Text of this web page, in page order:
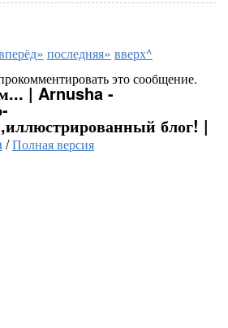
последняя» вверх^
это сообщение.
| Arnusha -
блог! |
/Полная версия